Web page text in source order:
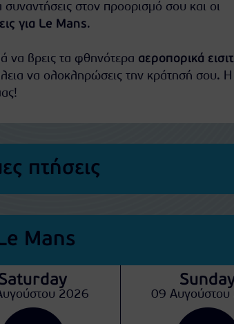
στον προορισμό σου και οι
για Le Mans.
να βρεις τα φθηνότερα αεροπορικά
να ολοκληρώσεις την κράτησή σου. Η
πτήσεις
Mans
2026 09